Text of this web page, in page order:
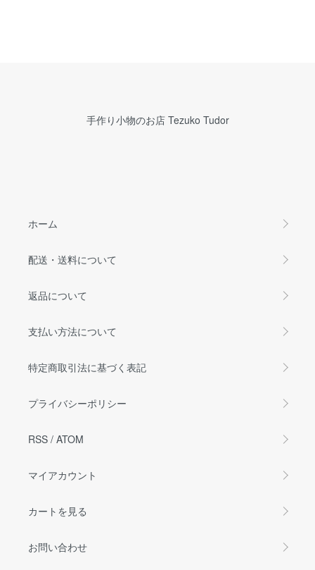
手作り小物のお店 Tezuko Tudor
ホーム
配送・送料について
返品について
支払い方法について
特定商取引法に基づく表記
プライバシーポリシー
RSS / ATOM
マイアカウント
カートを見る
お問い合わせ